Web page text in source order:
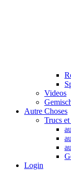
Videos
Autre Choses
Trucs et
Login